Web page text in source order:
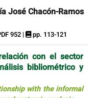
José Chacón-Ramos
952 | pp. 113-121
con el sector
bibliométrico y
with the informal